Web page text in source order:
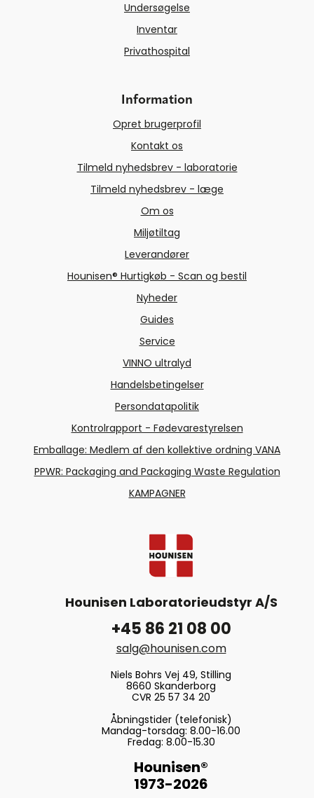
Undersøgelse
Inventar
Privathospital
Information
Opret brugerprofil
Kontakt os
Tilmeld nyhedsbrev - laboratorie
Tilmeld nyhedsbrev - læge
Om os
Miljøtiltag
Leverandører
Hounisen® Hurtigkøb - Scan og bestil
Nyheder
Guides
Service
VINNO ultralyd
Handelsbetingelser
Persondatapolitik
Kontrolrapport - Fødevarestyrelsen
Emballage: Medlem af den kollektive ordning VANA
PPWR: Packaging and Packaging Waste Regulation
KAMPAGNER
Hounisen Laboratorieudstyr A/S
+45 86 21 08 00
salg@hounisen.com
Niels Bohrs Vej 49, Stilling
8660 Skanderborg
CVR 25 57 34 20
Åbningstider (telefonisk)
Mandag-torsdag: 8.00-16.00
Fredag: 8.00-15.30
Hounisen®
1973-2026